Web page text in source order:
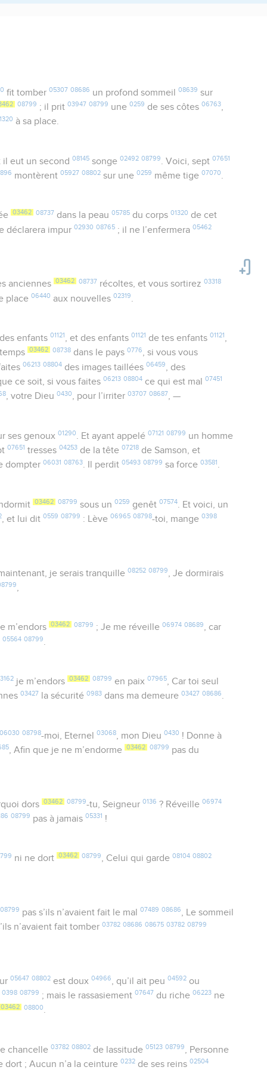
fit tomber 05307 08686 un profond sommeil 08639 sur
08799 ; il prit03947 08799 une0259 de ses côtes06763,
à sa place.
il eut un second 08145songe 02492 08799 . Voici, sept 07651
montèrent05927 08802 sur une0259 même tige07070.
03462 08737 dans la peau 05785du corps 01320 de cet
déclarera impur02930 08765 ; il ne l’enfermera05462
anciennes 03462 08737 récoltes, et vous sortirez 03318
place06440 aux nouvelles02319
des enfants 01121 , et des enfants 01121 de tes enfants 01121 ,
03462 08738 dans le pays0776, si vous vous
06213 08804 des images taillées06459
, des
ce soit, si vous faites06213 08804 ce qui est mal07451
, votre Dieu0430, pour l’irriter03707 08687, —
ses genoux 01290 . Et ayant appelé 07121 08799 un homme
07651 tresses04253 de la tête07218 de Samson, et
dompter06031 08763. Il perdit05493 08799 sa force03581.
03462 08799 sous un 0259 genêt 07574. Et voici, un
, et lui dit0559 08799 : Lève06965 08798-toi, mange0398
je serais tranquille 08252 08799 , Je dormirais
,
m’endors 03462 08799 ; Je me réveille 06974 08689, car
05564 08799
je m’endors 03462 08799 en paix 07965, Car toi seul
03427 la sécurité0983 dans ma demeure03427 08686.
06030 08798-moi, Eternel 03068, mon Dieu 0430 ! Donne à
, Afin que je ne m’endorme 03462 08799 pas du
dors 03462 08799-tu, Seigneur 0136 ? Réveille 06974
08799 pas à jamais05331 !
ni ne dort 03462 08799, Celui qui garde 08104 08802
08799 pas s’ils n’avaient fait le mal 07489 08686, Le sommeil
n’avaient fait tomber03782 08686 08675 03782 08799
05647 08802est doux 04966 , qu’il ait peu 04592ou
0398 08799 ; mais le rassasiement07647 du riche06223 ne
03462 08800.
chancelle 03782 08802de lassitude 05123 08799
, Personne
dort ; Aucun n’a la ceinture0232 de ses reins02504